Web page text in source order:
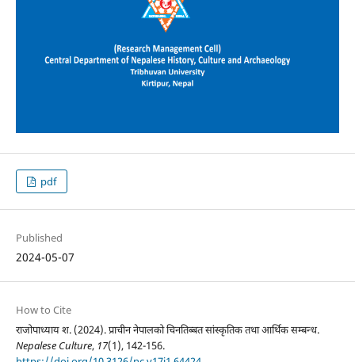
pdf
Published
2024-05-07
How to Cite
राजोपाध्याय श. (2024). प्राचीन नेपालको चिनतिब्बत सांस्कृतिक तथा आर्थिक सम्बन्ध.
Nepalese Culture, 17(1), 142-156.